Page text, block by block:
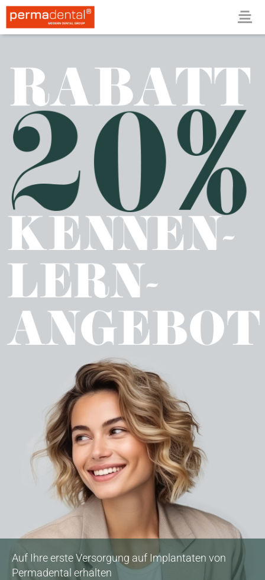
Auf Ihre erste Versorgung auf Implantaten von
Permadental erhalten